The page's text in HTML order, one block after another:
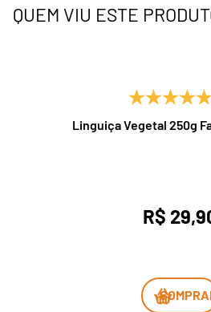
QUEM VIU ESTE
Linguiça Vegetal 250g
R$